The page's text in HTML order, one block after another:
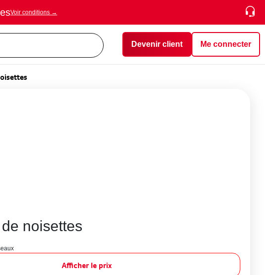
Voir conditions →
Devenir client Me connecter
noisettes
Afficher le prix